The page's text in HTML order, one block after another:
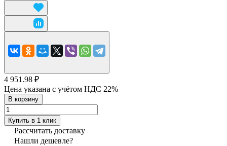
4 951.98 ₽
Цена указана с учётом НДС 22%
В корзину
Купить в 1 клик
Рассчитать доставку
Нашли дешевле?